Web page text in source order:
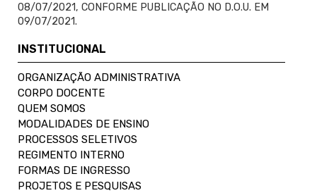
08/07/2021, CONFORME PUBLICAÇÃO NO D.O.U. EM
09/07/2021.
INSTITUCIONAL
ORGANIZAÇÃO ADMINISTRATIVA
CORPO DOCENTE
QUEM SOMOS
MODALIDADES DE ENSINO
PROCESSOS SELETIVOS
REGIMENTO INTERNO
FORMAS DE INGRESSO
PROJETOS E PESQUISAS